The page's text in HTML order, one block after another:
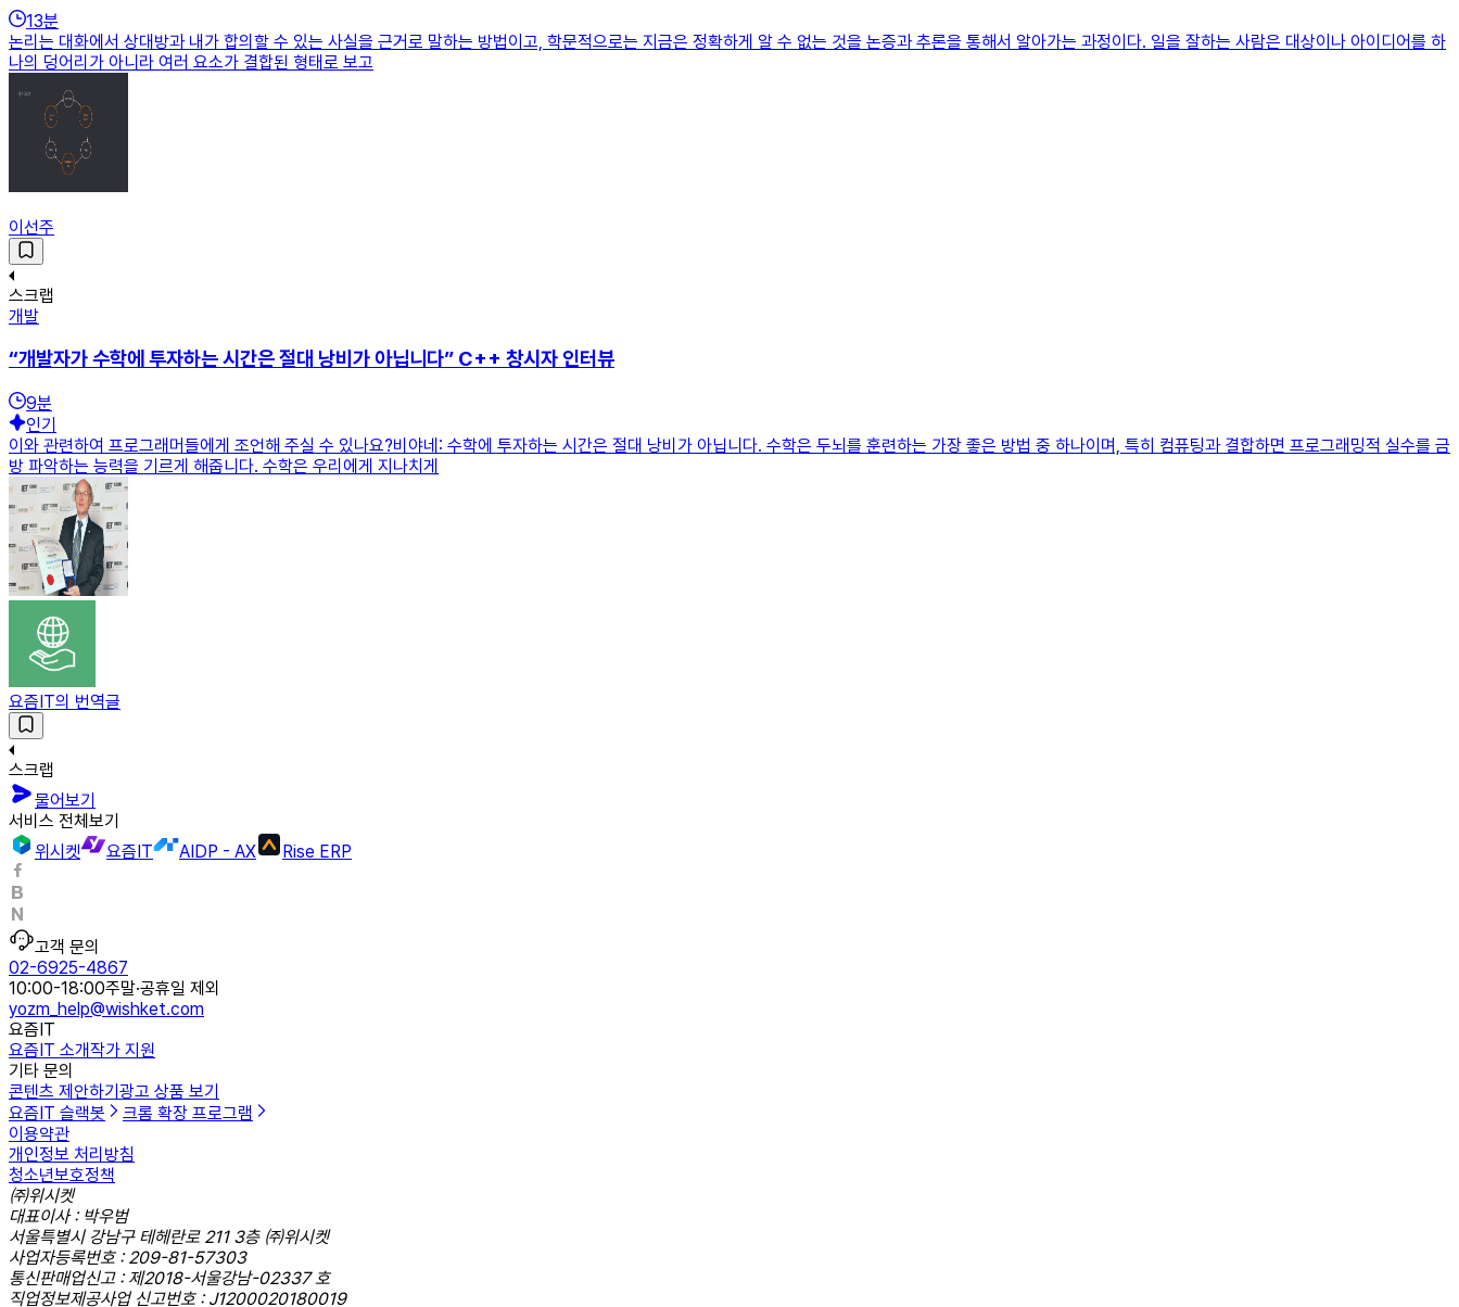
13분
논리는 대화에서 상대방과 내가 합의할 수 있는 사실을 근거로 말하는 방법이고, 학문적으로는 지금은 정확하게 알 수 없는 것을 논증과 추론을 통해서 알아가는 과정이다. 일을 잘하는 사람은 대상이나 아이디어를 하
나의 덩어리가 아니라 여러 요소가 결합된 형태로 보고
이선주
스크랩
개발
“개발자가 수학에 투자하는 시간은 절대 낭비가 아닙니다” C++ 창시자 인터뷰
9분
인기
이와 관련하여 프로그래머들에게 조언해 주실 수 있나요?비야네: 수학에 투자하는 시간은 절대 낭비가 아닙니다. 수학은 두뇌를 훈련하는 가장 좋은 방법 중 하나이며, 특히 컴퓨팅과 결합하면 프로그래밍적 실수를 금
방 파악하는 능력을 기르게 해줍니다. 수학은 우리에게 지나치게
요즘IT의 번역글
스크랩
물어보기
서비스 전체보기
위시켓
요즘IT AIDP - AX Rise ERP
고객 문의
02-6925-4867
10:00-18:00주말·공휴일 제외
yozm_help@wishket.com
요즘IT
요즘IT 소개작가 지원
기타 문의
콘텐츠 제안하기 광고 상품 보기
요즘IT 슬랙봇
크롬 확장 프로그램
이용약관
개인정보 처리방침
청소년보호정책
㈜위시켓
대표이사 : 박우범
서울특별시 강남구 테헤란로 211 3층 ㈜위시켓
사업자등록번호 : 209-81-57303
통신판매업신고 : 제2018-서울강남-02337 호
직업정보제공사업 신고번호 : J1200020180019